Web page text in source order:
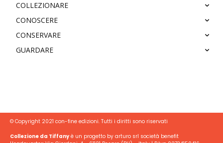
COLLEZIONARE
CONOSCERE
CONSERVARE
GUARDARE
© Copyright 2021 con-fine edizioni. Tutti i diritti sono riservati
Collezione da Tiffanyè un progetto by arturo srl società benefit